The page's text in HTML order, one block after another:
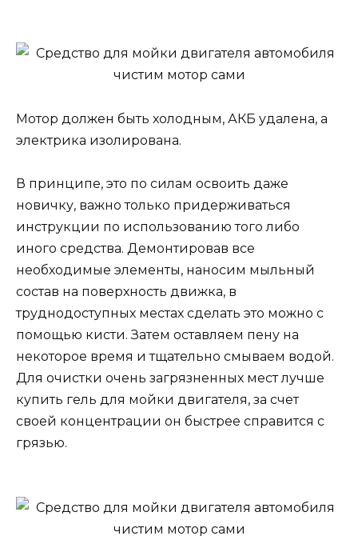
Мотор должен быть холодным, АКБ удалена, а
электрика изолирована.
В принципе, это по силам освоить даже
новичку, важно только придерживаться
инструкции по использованию того либо
иного средства. Демонтировав все
необходимые элементы, наносим мыльный
состав на поверхность движка, в
труднодоступных местах сделать это можно с
помощью кисти. Затем оставляем пену на
некоторое время и тщательно смываем водой.
Для очистки очень загрязненных мест лучше
купить гель для мойки двигателя, за счет
своей концентрации он быстрее справится с
грязью.